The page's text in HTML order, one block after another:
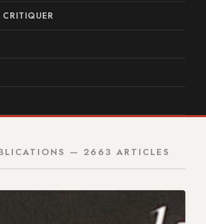
— 2663 ARTICLES